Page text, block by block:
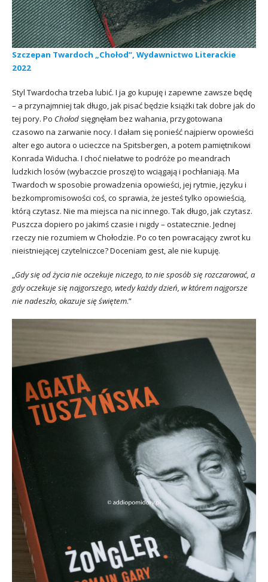
Szczepan Twardoch „Chołod”, Wydawnictwo Literackie
2022
Styl Twardocha trzeba lubić. I ja go kupuję i zapewne zawsze będę
– a przynajmniej tak długo, jak pisać będzie książki tak dobre jak do
tej pory. Po Chołod sięgnęłam bez wahania, przygotowana
czasowo na zarwanie nocy. I dałam się ponieść najpierw opowieści
alter ego autora o ucieczce na Spitsbergen, a potem pamiętnikowi
Konrada Widucha. I choć niełatwe to podróże po meandrach
ludzkich losów (wybaczcie proszę) to wciągają i pochłaniają. Ma
Twardoch w sposobie prowadzenia opowieści, jej rytmie, języku i
bezkompromisowości coś, co sprawia, że jesteś tylko opowieścią,
którą czytasz. Nie ma miejsca na nic innego. Tak długo, jak czytasz.
Puszcza dopiero po jakimś czasie i nigdy – ostatecznie. Jednej
rzeczy nie rozumiem w Chołodzie. Po co ten powracający zwrot ku
nieistniejącej czytelniczce? Doceniam gest, ale nie kupuję.
„Gdy się od życia nie oczekuje niczego, to nie sposób się rozczarować, a
gdy oczekuje się najgorszego, wtedy każdy dzień, w którem najgorsze
nie nadeszło, okazuje się świętem.”